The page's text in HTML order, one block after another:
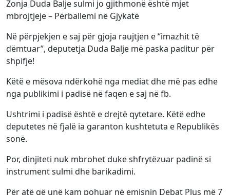
Zonja Duda Balje sulmi jo gjithmonë është mjet
mbrojtjeje – Përballemi në Gjykatë
Në përpjekjen e saj për gjoja raujtjen e “imazhit të
dëmtuar”, deputetja Duda Balje më paska paditur për
shpifje!
Këtë e mësova ndërkohë nga mediat dhe më pas edhe
nga publikimi i padisë në faqen e saj në fb.
Ushtrimi i padisë është e drejtë qytetare. Këtë edhe
deputetes në fjalë ia garanton kushtetuta e Republikës
sonë.
Por, dinjiteti nuk mbrohet duke shfrytëzuar padinë si
instrument sulmi dhe barikadimi.
Për atë që unë kam pohuar në emisnin Debat Plus më 7